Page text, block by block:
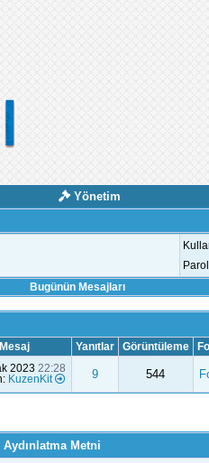
Yönetim
Bugünün Mesajları
Yanıtlar Görüntüleme
2023 22:28
KuzenKit 9 544
Aydınlatma Metni